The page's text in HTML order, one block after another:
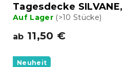
Tagesdecke
Auf Lager (>10 Stücke)
ab 11,50 €
Neuheit